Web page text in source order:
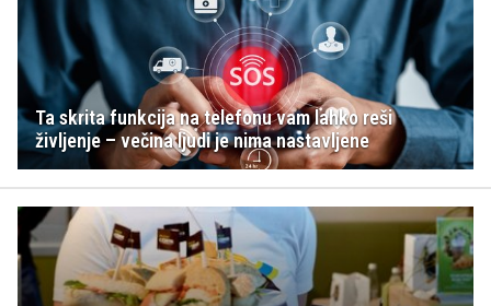
Ta skrita funkcija na telefonu vam lahko reši
življenje – večina ljudi je nima nastavljene